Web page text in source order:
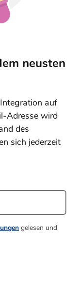
neusten
auf
Adresse wird
des
sich jederzeit
gelesen und